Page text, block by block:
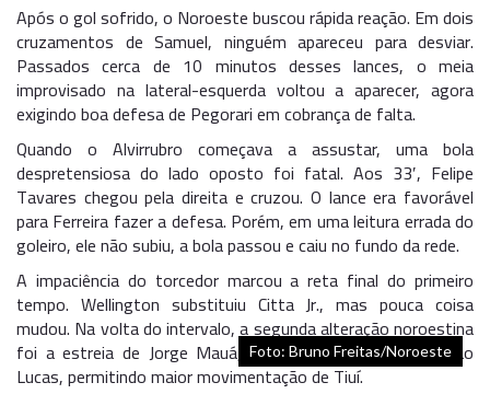
Após o gol sofrido, o Noroeste buscou rápida reação. Em dois
cruzamentos de Samuel, ninguém apareceu para desviar.
Passados cerca de 10 minutos desses lances, o meia
improvisado na lateral-esquerda voltou a aparecer, agora
exigindo boa defesa de Pegorari em cobrança de falta.
Quando o Alvirrubro começava a assustar, uma bola
despretensiosa do lado oposto foi fatal. Aos 33′, Felipe
Tavares chegou pela direita e cruzou. O lance era favorável
para Ferreira fazer a defesa. Porém, em uma leitura errada do
goleiro, ele não subiu, a bola passou e caiu no fundo da rede.
A impaciência do torcedor marcou a reta final do primeiro
tempo. Wellington substituiu Citta Jr., mas pouca coisa
mudou. Na volta do intervalo, a segunda alteração noroestina
foi a estreia de Jorge Mauá, que entrou no lugar de João
Lucas, permitindo maior movimentação de Tiuí.
Foto: Bruno Freitas/Noroeste